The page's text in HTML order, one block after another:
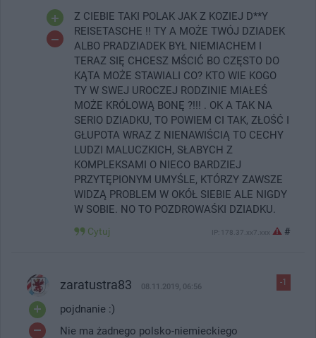
Z CIEBIE TAKI POLAK JAK Z KOZIEJ D**Y
REISETASCHE !! TY A MOŻE TWÓJ DZIADEK
ALBO PRADZIADEK BYŁ NIEMIACHEM I
TERAZ SIĘ CHCESZ MŚCIĆ BO CZĘSTO DO
KĄTA MOŻE STAWIALI CO? KTO WIE KOGO
TY W SWEJ UROCZEJ RODZINIE MIAŁEŚ
MOŻE KRÓLOWĄ BONĘ ?!!! . OK A TAK NA
SERIO DZIADKU, TO POWIEM CI TAK, ZŁOŚĆ I
GŁUPOTA WRAZ Z NIENAWIŚCIĄ TO CECHY
LUDZI MALUCZKICH, SŁABYCH Z
KOMPLEKSAMI O NIECO BARDZIEJ
PRZYTĘPIONYM UMYŚLE, KTÓRZY ZAWSZE
WIDZĄ PROBLEM W OKÓŁ SIEBIE ALE NIGDY
W SOBIE. NO TO POZDROWAŚKI DZIADKU.
Cytuj IP: 178.37.xx7.xxx #
-1
zaratustra83 08.11.2019, 06:56
pojdnanie :)
Nie ma żadnego polsko-niemieckiego